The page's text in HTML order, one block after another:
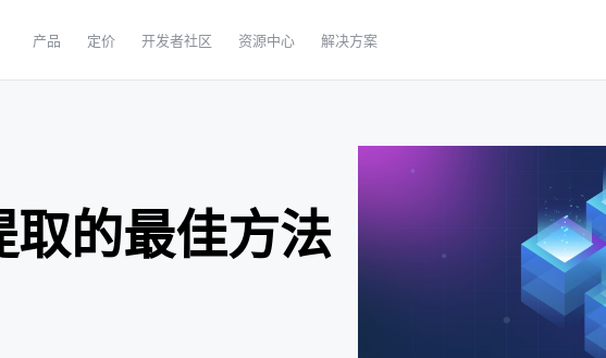
产品 定价 开发者社区 资源中心 解决方案
取的最佳方法